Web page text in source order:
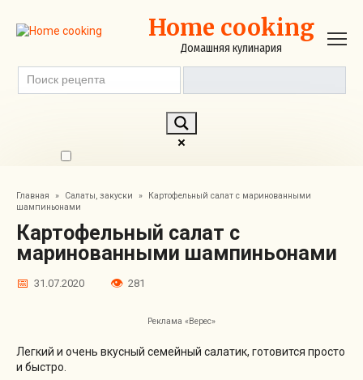
контенту
Home cooking
Домашняя кулинария
Search in title
Search in content
Главная » Салаты, закуски »
Картофельный салат с маринованными
шампиньонами
Картофельный салат с
маринованными шампиньонами
31.07.2020 281
Реклама «Верес»
Легкий и очень вкусный семейный салатик, готовится просто
и быстро.